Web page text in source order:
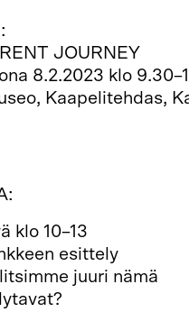
JOURNEY
8.2.2023 klo
Kaapelitehdas,
klo 10–13
esittely
juuri nämä